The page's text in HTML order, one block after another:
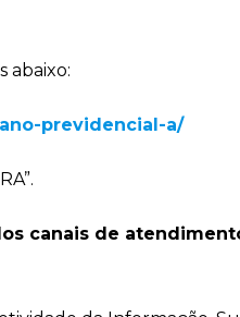
abaixo:
previdencial-a/
canais de